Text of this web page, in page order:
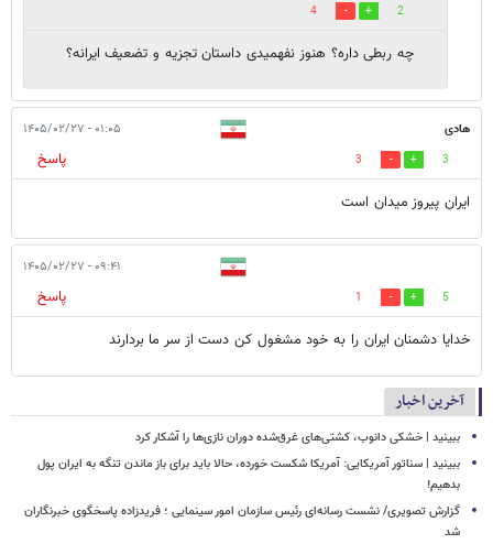
2
4
چه ربطی داره؟ هنوز نفهمیدی داستان تجزیه و تضعیف ایرانه؟
هادی ۰۱:۰۵ - ۱۴۰۵/۰۲/۲۷
3
3
پاسخ
ایران پیروز میدان است
۰۹:۴۱ - ۱۴۰۵/۰۲/۲۷
5
1
پاسخ
خدایا دشمنان ایران را به خود مشغول کن دست از سر ما بردارند
آخرین اخبار
ببینید | خشکی دانوب، کشتی‌های غرق‌شده دوران نازی‌ها را آشکار کرد
ببینید |‏ سناتور آمریکایی: آمریکا شکست خورده، حالا باید برای باز ماندن تنگه به ایران پول
بدهیم!
گزارش تصویری/ نشست رسانه‌ای رئیس سازمان امور سینمایی ؛ فریدزاده پاسخگوی خبرنگاران
شد